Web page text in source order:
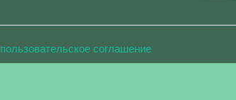
пользовательское соглашение